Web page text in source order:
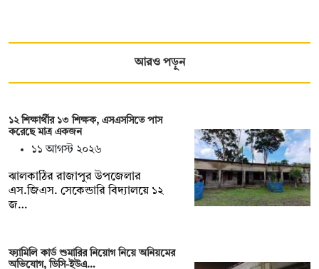
আরও পড়ুন
১২ শিক্ষার্থীর ১৩ শিক্ষক, এসএসসিতে পাস
করেছে মাত্র একজন
১১ আগস্ট ২০২৬
ঝালকাঠির রাজাপুর উপজেলার
এস.জিএস. সেকেন্ডারি বিদ্যালয়ে ১২
জ…
ফ্যামিলি কার্ড শুমারির নিয়োগ নিয়ে অনিয়মের
অভিযোগ, ডিসি-ইউএ…